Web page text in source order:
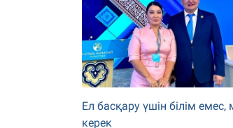
Ел басқару үшін білім емес,
керек